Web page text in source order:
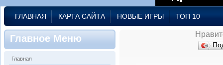
ГЛАВНАЯ КАРТА САЙТА НОВЫЕ ИГРЫ ТОП 10
Главное Меню
Главная